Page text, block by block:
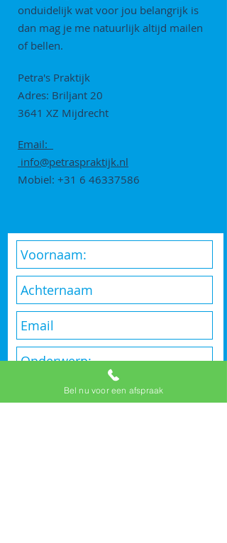
onduidelijk wat voor jou belangrijk is
dan mag je me natuurlijk altijd mailen
of bellen.
Petra's Praktijk
Adres: Briljant 20
3641 XZ Mijdrecht
Email:
info@petraspraktijk.nl
Mobiel: +31 6 46337586
Bel nu voor een afspraak